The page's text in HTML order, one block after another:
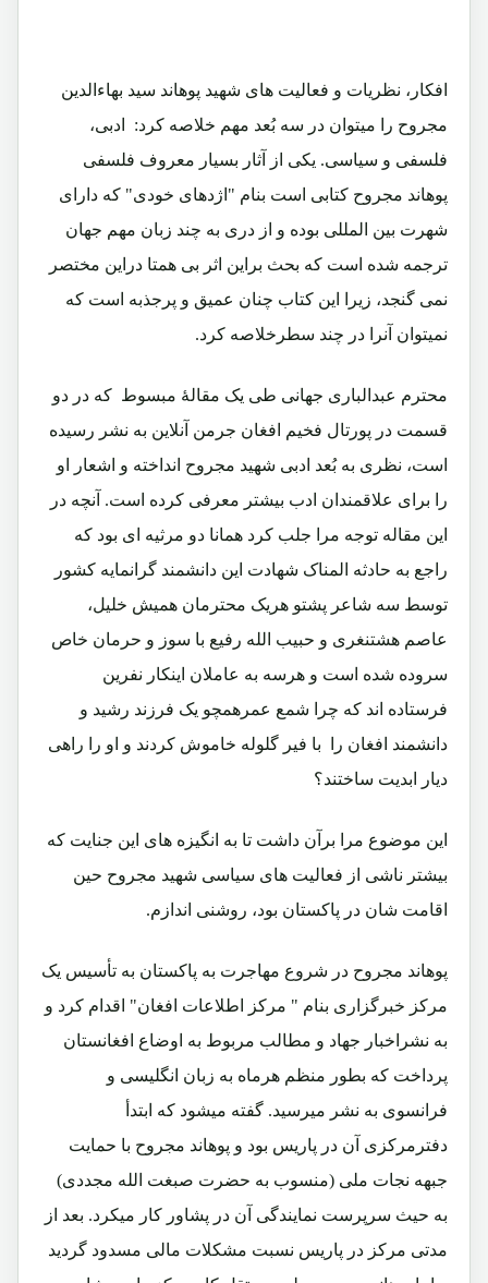
افکار، نظریات و فعالیت های شهید پوهاند سید بهاءالدین
مجروح را میتوان در سه بُعد مهم خلاصه کرد: ادبی،
فلسفی و سیاسی. یکی از آثار بسیار معروف فلسفی
پوهاند مجروح کتابی است بنام "اژدهای خودی" که دارای
شهرت بین المللی بوده و از دری به چند زبان مهم جهان
ترجمه شده است که بحث براین اثر بی همتا دراین مختصر
نمی گنجد، زیرا این کتاب چنان عمیق و پرجذبه است که
نمیتوان آنرا در چند سطرخلاصه کرد.
محترم عبدالباری جهانی طی یک مقالۀ مبسوط که در دو
قسمت در پورتال فخیم افغان جرمن آنلاین به نشر رسیده
است، نظری به بُعد ادبی شهید مجروح انداخته و اشعار او
را برای علاقمندان ادب بیشتر معرفی کرده است. آنچه در
این مقاله توجه مرا جلب کرد همانا دو مرثیه ای بود که
راجع به حادثه المناک شهادت این دانشمند گرانمایه کشور
توسط سه شاعر پشتو هریک محترمان همیش خلیل،
عاصم هشتنغری و حبیب الله رفیع با سوز و حرمان خاص
سروده شده است و هرسه به عاملان اینکار نفرین
فرستاده اند که چرا شمع عمرهمچو یک فرزند رشید و
دانشمند افغان را با فیر گلوله خاموش کردند و او را راهی
دیار ابدیت ساختند؟
این موضوع مرا برآن داشت تا به انگیزه های این جنایت که
بیشتر ناشی از فعالیت های سیاسی شهید مجروح حین
اقامت شان در پاکستان بود، روشنی اندازم.
پوهاند مجروح در شروع مهاجرت به پاکستان به تأسیس یک
مرکز خبرگزاری بنام " مرکز اطلاعات افغان" اقدام کرد و
به نشراخبار جهاد و مطالب مربوط به اوضاع افغانستان
پرداخت که بطور منظم هرماه به زبان انگلیسی و
فرانسوی به نشر میرسید. گفته میشود که ابتدأ
دفترمرکزی آن در پاریس بود و پوهاند مجروح با حمایت
جبهه نجات ملی (منسوب به حضرت صبغت الله مجددی)
به حیث سرپرست نمایندگی آن در پشاور کار میکرد. بعد از
مدتی مرکز در پاریس نسبت مشکلات مالی مسدود گردید